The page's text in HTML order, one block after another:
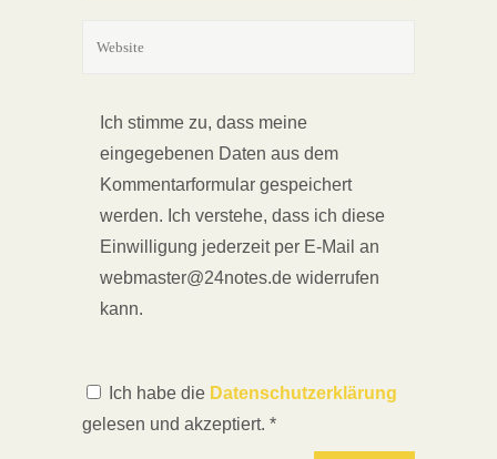
Ich stimme zu, dass meine
eingegebenen Daten aus dem
Kommentarformular gespeichert
werden. Ich verstehe, dass ich diese
Einwilligung jederzeit per E-Mail an
webmaster@24notes.de widerrufen
kann.
Ich habe die Datenschutzerklärung
gelesen und akzeptiert. *